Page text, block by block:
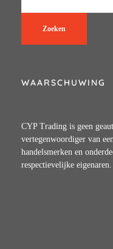
Zoeken
WAARSCHUWING
CYP Trading is geen
vertegenwoordiger van
handelsmerken en
respectievelijke eigenaren.